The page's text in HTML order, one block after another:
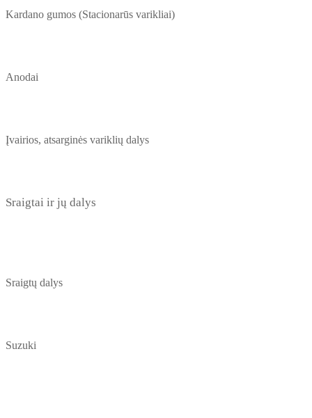
Kardano gumos (Stacionarūs varikliai)
Anodai
Įvairios, atsarginės variklių dalys
Sraigtai ir jų dalys
Sraigtų dalys
Suzuki